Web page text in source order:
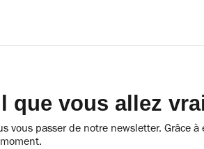
que vous allez
vous passer de notre newsletter. Grâce